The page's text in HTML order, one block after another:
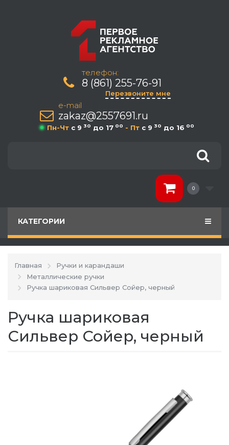
телефон:
8 (861) 255-76-91
Перезвоните мне
e-mail
zakaz@2557691.ru
Пн-Чт c 9 30 до 17 00 - Пт c 9 30 до 16 00
0
КАТЕГОРИИ
Главная
Ручки и карандаши
Металлические ручки
Ручка шариковая Сильвер Сойер, черный
Ручка шариковая
Сильвер Сойер, черный